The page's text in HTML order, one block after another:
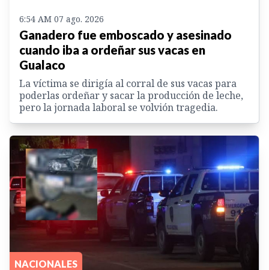
6:54 AM 07 ago. 2026
Ganadero fue emboscado y asesinado
cuando iba a ordeñar sus vacas en
Gualaco
La víctima se dirigía al corral de sus vacas para
poderlas ordeñar y sacar la producción de leche,
pero la jornada laboral se volvión tragedia.
NACIONALES